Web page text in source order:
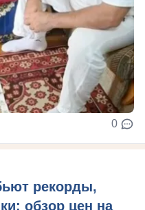
0
рекорды,
обзор цен на